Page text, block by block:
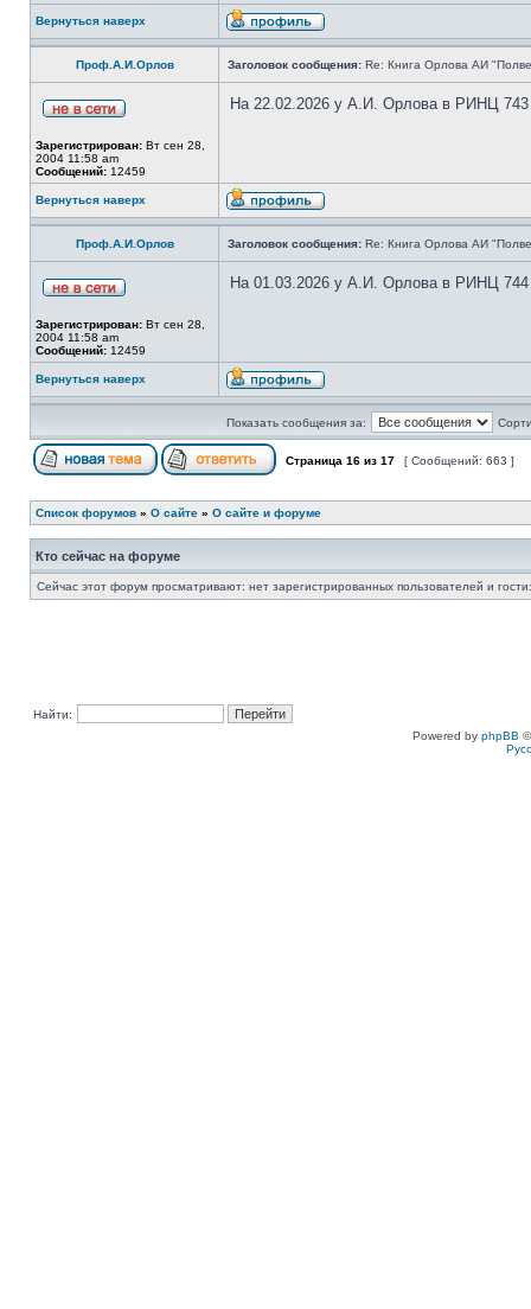
Вернуться наверх
Проф.А.И.Орлов Заголовок сообщения: Re: Книга Орлова АИ
Зарегистрирован: Вт сен 28,
2004 11:58 am
Сообщений: 12459
На 22.02.2026 у А.И. Орлова в РИНЦ 743
Вернуться наверх
Проф.А.И.Орлов Заголовок сообщения: Re: Книга Орлова АИ
Зарегистрирован: Вт сен 28,
2004 11:58 am
Сообщений: 12459
На 01.03.2026 у А.И. Орлова в РИНЦ 744
Вернуться наверх
Показать сообщения за:
Страница 16 из 17 [ Сообщений: 663 ]
Список форумов » О сайте » О сайте и форуме
Кто сейчас на форуме
Сейчас этот форум просматривают: нет зарегистрированных пользователей и
Найти:
Powered by phpBB